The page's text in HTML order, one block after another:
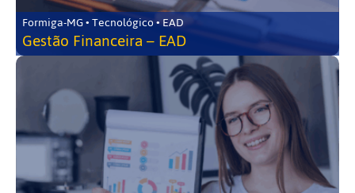
Formiga-MG • Tecnológico • EAD
Gestão Financeira – EAD